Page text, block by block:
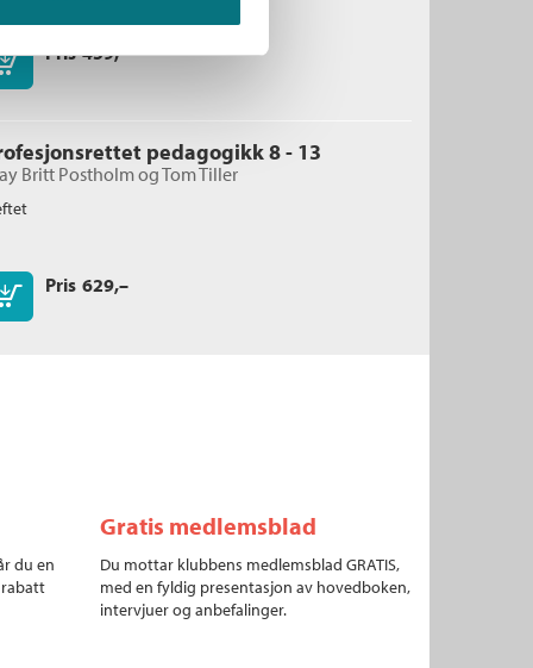
Pris 459,–
Kjøp
pedagogikk 8 - 13
Britt PostholmogTom Tiller
Pris 629,–
Kjøp
du en
Gratis medlemsblad
Du mottar klubbens medlemsblad GRATIS,
med en fyldig presentasjon av hovedboken,
intervjuer og anbefalinger.